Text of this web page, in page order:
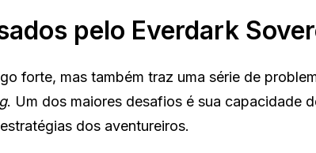
pelo Everdark
forte, mas também traz uma série de
. Um dos maiores desafios é sua capacidade
dos aventureiros.